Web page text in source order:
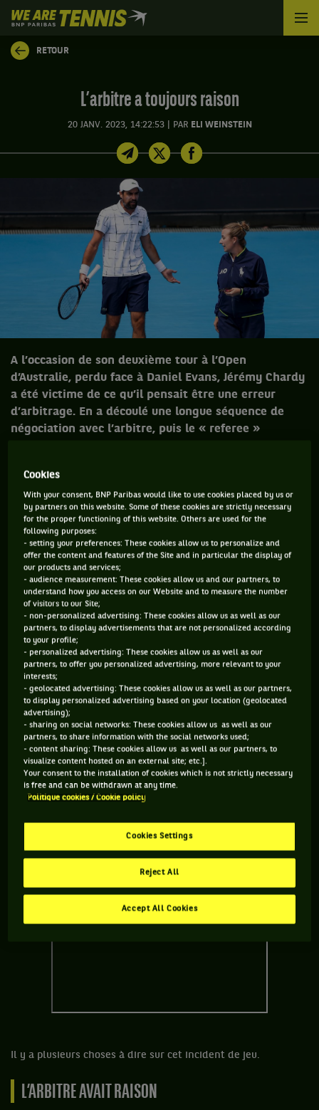
We
are
Tennis
by
RETOUR
L’arbitre a toujours raison
20 JANV. 2023, 14:22:53 PAR ELI WEINSTEIN
A l’occasion de son deuxième tour à l’Open
d’Australie, perdu face à Daniel Evans, Jérémy Chardy
a été victime de ce qu’il pensait être une erreur
d’arbitrage. En a découlé une longue séquence de
négociation avec l’arbitre, puis le « referee »
Jérémy Chardy est un homme hyperactif. En plus d’être à
nouveau joueur de tennis professionnel (en simple et en
double !), car débarrassé des pépins physiques qui l’avaient
obligé à se mettre en retrait depuis un an et demi, il est
également entraîneur d’Ugo Humbert (toujours en lice en
simple à Melbourne) et directeur du Challenger de Pau.
C’est sur son statut de joueur de simple que je souhaiterais
m’attarder.
Après sa brillante entrée en matière face au Colombien
Daniel Galan, le Français était opposé au Britannique Daniel
Evans. Le score était de trois jeux partout au premier set et
« Jim » faisait face à une balle de break quand il s’est passé
ça :
Vous devez accepter les cookies de type
"Réseaux sociaux" pour pouvoir accéder à ce
GÉRER MES PRÉFÉRENCES
Il y a plusieurs choses à dire sur cet incident de jeu.
L’ARBITRE AVAIT RAISON
Cookies
With your consent, BNP Paribas would like to use cookies placed by us or
by partners on this website. Some of these cookies are strictly necessary
for the proper functioning of this website. Others are used for the
following purposes:
- setting your preferences: These cookies allow us to personalize and
offer the content and features of the Site and in particular the display of
our products and services;
- audience measurement: These cookies allow us and our partners, to
understand how you access on our Website and to measure the number
of visitors to our Site;
- non-personalized advertising: These cookies allow us as well as our
partners, to display advertisements that are not personalized according
to your profile;
- personalized advertising: These cookies allow us as well as our
partners, to offer you personalized advertising, more relevant to your
interests;
- geolocated advertising: These cookies allow us as well as our partners,
to display personalized advertising based on your location (geolocated
advertising);
- sharing on social networks: These cookies allow us as well as our
partners, to share information with the social networks used;
- content sharing: These cookies allow us as well as our partners, to
visualize content hosted on an external site; etc.].
Your consent to the installation of cookies which is not strictly necessary
is free and can be withdrawn at any time.
Politique cookies / Cookie policy
Cookies Settings
Reject All
Accept All Cookies